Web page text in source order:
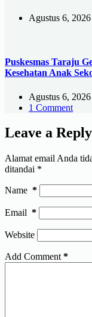
Agustus 6, 2026
Puskesmas Taraju
Kesehatan Anak
Agustus 6, 2026
1 Comment
Leave a Reply
Alamat email Anda
ditandai *
Name *
Email *
Website
Add Comment *